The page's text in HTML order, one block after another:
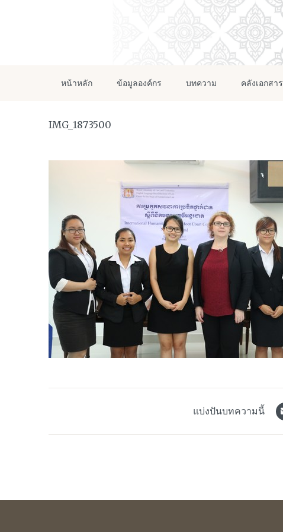
หน้าหลัก ข้อมูลองค์กร บทความ คลังเอกสาร
IMG_1873500
แบ่งปันบทความนี้